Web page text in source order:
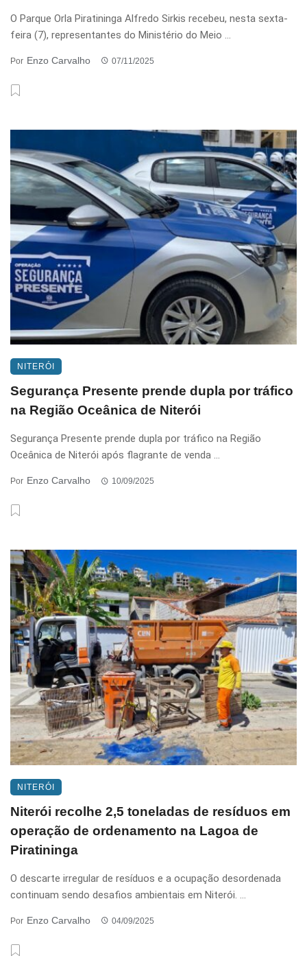
O Parque Orla Piratininga Alfredo Sirkis recebeu, nesta sexta-
feira (7), representantes do Ministério do Meio ...
Por Enzo Carvalho 07/11/2025
NITERÓI
Segurança Presente prende dupla por tráfico
na Região Oceânica de Niterói
Segurança Presente prende dupla por tráfico na Região
Oceânica de Niterói após flagrante de venda ...
Por Enzo Carvalho 10/09/2025
NITERÓI
Niterói recolhe 2,5 toneladas de resíduos em
operação de ordenamento na Lagoa de
Piratininga
O descarte irregular de resíduos e a ocupação desordenada
continuam sendo desafios ambientais em Niterói. ...
Por Enzo Carvalho 04/09/2025